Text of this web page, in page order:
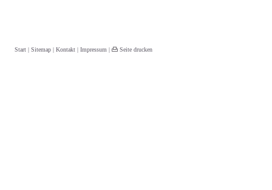
Start | Sitemap | Kontakt | Impressum | Seite drucken